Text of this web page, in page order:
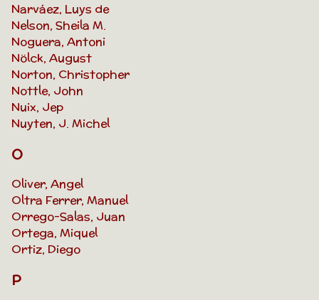
Narváez, Luys de
Nelson, Sheila M.
Noguera, Antoni
Nölck, August
Norton, Christopher
Nottle, John
Nuix, Jep
Nuyten, J. Michel
O
Oliver, Angel
Oltra Ferrer, Manuel
Orrego-Salas, Juan
Ortega, Miquel
Ortiz, Diego
P